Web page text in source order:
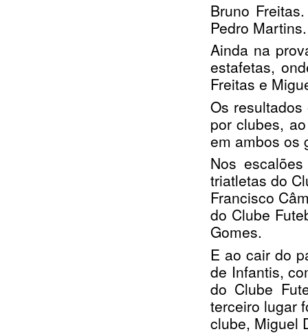
Bruno
Pedro Martins.
Ainda na
estafetas,
Freitas e
Os
por clubes,
em ambos os
Nos
triatletas do
Francisco
do Clube
Gomes.
E ao cair do
de Infantis,
do Clube
terceiro lugar
clube, Miguel